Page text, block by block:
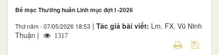
Bế mạc Thường huấn Linh mục đợt I -2026
Thứ năm - 07/05/2026 18:53 | Tác giả bài viết: Lm. FX. Vũ Ninh
Thuận |
1317